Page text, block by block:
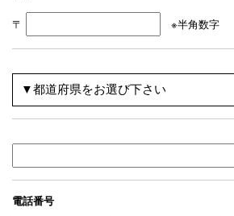
〒 ※半角数字
電話番号